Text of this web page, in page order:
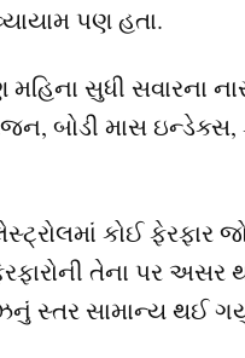
પણ હતા.
મહિના સુધી સવારના
બોડી માસ
કોઈ ફેરફાર
તેના પર અસર
સ્તર સામાન્ય થઈ